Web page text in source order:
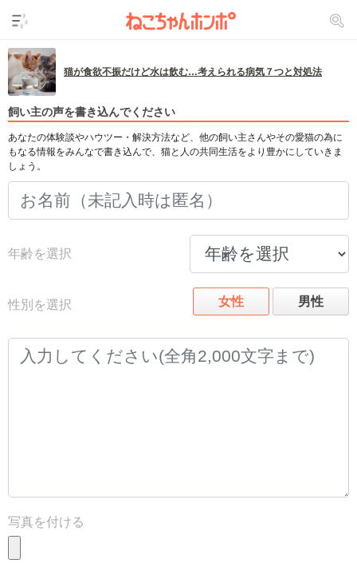
猫が食欲不振だけど水は飲む…考えられる病気７つと対処法
飼い主の声を書き込んでください
あなたの体験談やハウツー・解決方法など、他の飼い主さんやその愛猫の為に
もなる情報をみんなで書き込んで、猫と人の共同生活をより豊かにしていきま
しょう。
年齢を選択
性別を選択 女性 男性
写真を付ける